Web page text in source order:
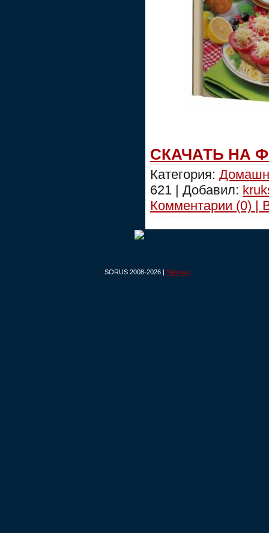
СКАЧАТЬ НА
Категория:
621 | Добавил:
Комментарии (0) |
SORUS 2008-2026 | Sitemap